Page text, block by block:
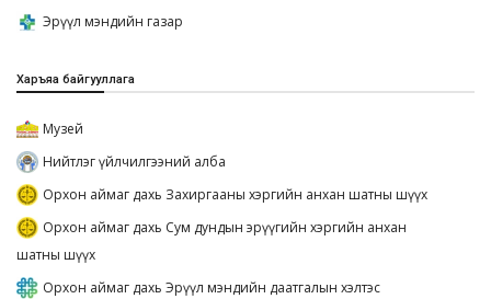
Эрүүл мэндийн газар
Харъяа байгууллага
Музей
Нийтлэг үйлчилгээний алба
Орхон аймаг дахь Захиргааны хэргийн анхан шатны шүүх
Орхон аймаг дахь Сум дундын эрүүгийн хэргийн анхан
шатны шүүх
Орхон аймаг дахь Эрүүл мэндийн даатгалын хэлтэс